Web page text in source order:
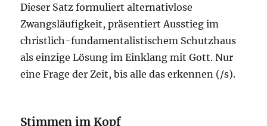
Dieser Satz formuliert alternativlose
Zwangsläufigkeit, präsentiert Ausstieg im
christlich-fundamentalistischem Schutzhaus
als einzige Lösung im Einklang mit Gott. Nur
eine Frage der Zeit, bis alle das erkennen (/s).
Stimmen im Kopf